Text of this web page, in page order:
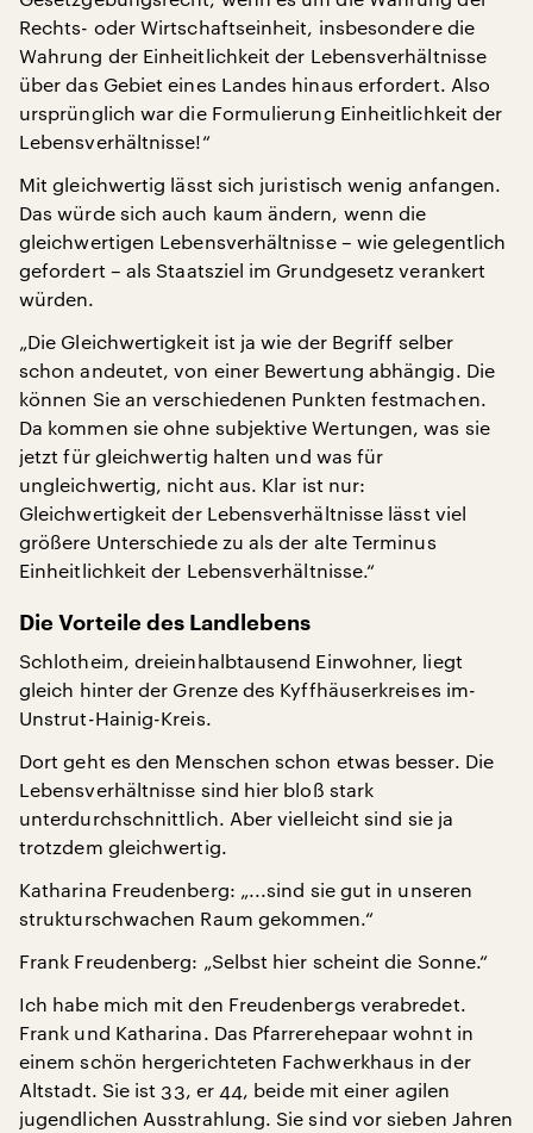
Rechts- oder Wirtschaftseinheit, insbesondere die
Wahrung der Einheitlichkeit der Lebensverhältnisse
über das Gebiet eines Landes hinaus erfordert. Also
ursprünglich war die Formulierung Einheitlichkeit der
Lebensverhältnisse!“
Mit gleichwertig lässt sich juristisch wenig anfangen.
Das würde sich auch kaum ändern, wenn die
gleichwertigen Lebensverhältnisse – wie gelegentlich
gefordert – als Staatsziel im Grundgesetz verankert
würden.
„Die Gleichwertigkeit ist ja wie der Begriff selber
schon andeutet, von einer Bewertung abhängig. Die
können Sie an verschiedenen Punkten festmachen.
Da kommen sie ohne subjektive Wertungen, was sie
jetzt für gleichwertig halten und was für
ungleichwertig, nicht aus. Klar ist nur:
Gleichwertigkeit der Lebensverhältnisse lässt viel
größere Unterschiede zu als der alte Terminus
Einheitlichkeit der Lebensverhältnisse.“
Die Vorteile des Landlebens
Schlotheim, dreieinhalbtausend Einwohner, liegt
gleich hinter der Grenze des Kyffhäuserkreises im-
Unstrut-Hainig-Kreis.
Dort geht es den Menschen schon etwas besser. Die
Lebensverhältnisse sind hier bloß stark
unterdurchschnittlich. Aber vielleicht sind sie ja
trotzdem gleichwertig.
Katharina Freudenberg: „...sind sie gut in unseren
strukturschwachen Raum gekommen.“
Frank Freudenberg: „Selbst hier scheint die Sonne.“
Ich habe mich mit den Freudenbergs verabredet.
Frank und Katharina. Das Pfarrerehepaar wohnt in
einem schön hergerichteten Fachwerkhaus in der
Altstadt. Sie ist 33, er 44, beide mit einer agilen
jugendlichen Ausstrahlung. Sie sind vor sieben Jahren